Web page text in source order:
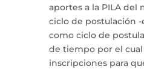
aportes a la PILA del
ciclo de postulación
como ciclo de
de tiempo por el cual
inscripciones para